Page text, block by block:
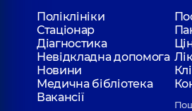
Поліклініки
Стаціонар
Діагностика
Невідкладна допомога
Новини
Медична бібліотека
Вакансії